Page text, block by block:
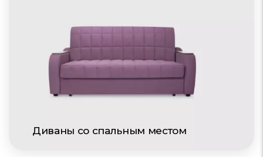
Диваны со спальным местом